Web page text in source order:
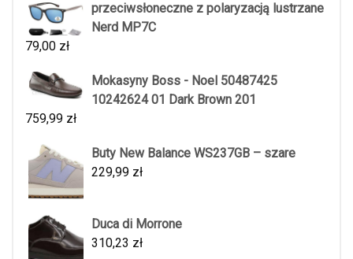
przeciwsłoneczne z polaryzacją lustrzane
Nerd MP7C
79,00 zł
Mokasyny Boss - Noel 50487425
10242624 01 Dark Brown 201
759,99 zł
Buty New Balance WS237GB – szare
229,99 zł
Duca di Morrone
310,23 zł